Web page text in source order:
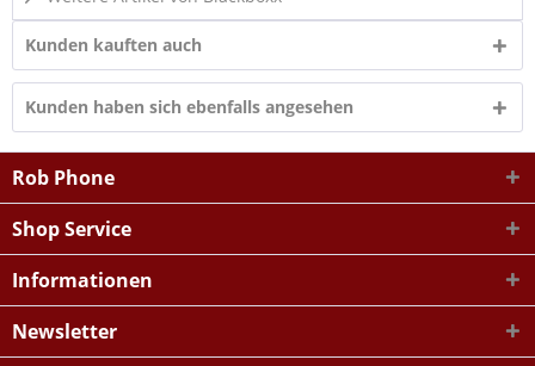
Kunden kauften auch
Kunden haben sich ebenfalls angesehen
Rob Phone
Shop Service
Informationen
Newsletter